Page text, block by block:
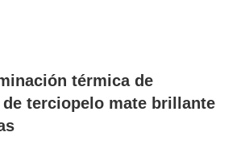
térmica de
terciopelo mate brillante